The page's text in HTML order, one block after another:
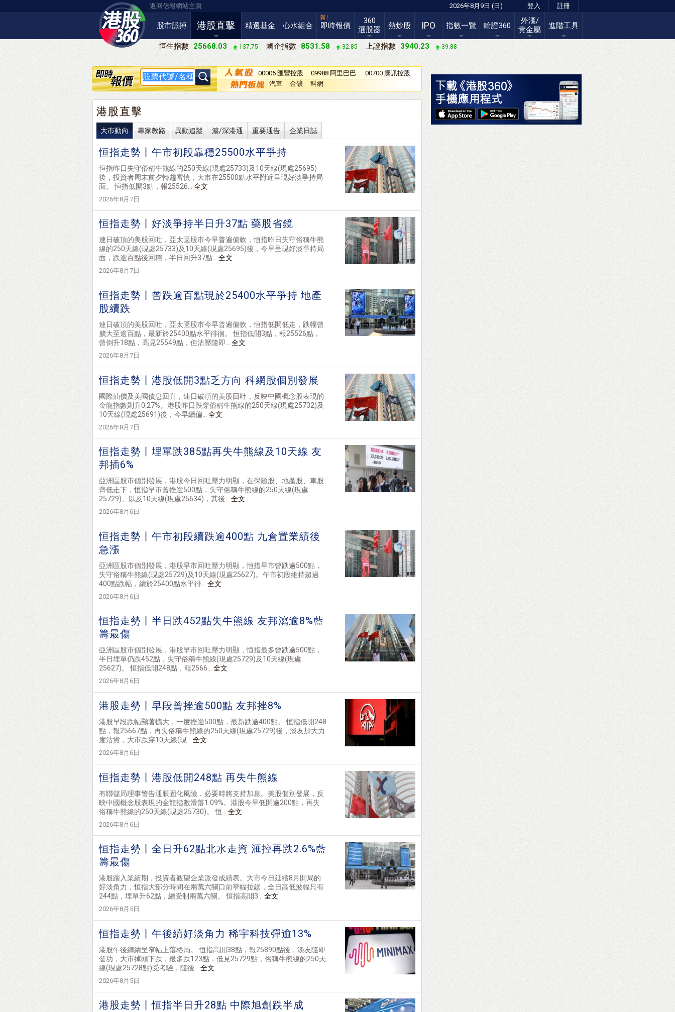
返回信報網站主頁 2026年8月9日 (日) 登入 註冊
股市脈搏 港股直擊 精選基金 心水組合 即時報價
360
選股器
熱炒股 IPO 指數一覽 輪證360
外滙/
貴金屬
進階工具
恒生指數 25668.03 137.75 國企指數 8531.58 32.85 上證指數 3940.23 39.88
00005 匯豐控股
09988 阿里巴巴
－Ｗ
00700 騰訊控股
汽車
金礦 科網
港股直擊
大巿動向 專家教路 異動追蹤 滬/深港通 重要通告 企業日誌
恒指走勢丨午市初段靠穩25500水平爭持
恒指昨日失守俗稱牛熊線的250天線(現處25733)及10天線(現處25695)
後，投資者周末前夕轉趨審慎，大市在25500點水平附近呈現好淡爭持局
面。 恒指低開3點，報25526... 全文
2026年8月7日
恒指走勢丨好淡爭持半日升37點 藥股省鏡
連日破頂的美股回吐，亞太區股市今早普遍偏軟，恒指昨日失守俗稱牛熊
線的250天線(現處25733)及10天線(現處25695)後，今早呈現好淡爭持局
面，跌逾百點後回穩，半日回升37點... 全文
2026年8月7日
恒指走勢丨曾跌逾百點現於25400水平爭持 地產
股續跌
連日破頂的美股回吐，亞太區股市今早普遍偏軟，恒指低開低走，跌幅曾
擴大至逾百點，最新於25400點水平徘徊。 恒指低開3點，報25526點，
曾倒升18點，高見25549點，但沽壓隨即... 全文
2026年8月7日
恒指走勢丨港股低開3點乏方向 科網股個別發展
國際油價及美國債息回升，連日破頂的美股回吐，反映中國概念股表現的
金龍指數則升0.27%。港股昨日跌穿俗稱牛熊線的250天線(現處25732)及
10天線(現處25691)後，今早續偏... 全文
2026年8月7日
恒指走勢丨埋單跌385點再失牛熊線及10天線 友
邦插6%
亞洲區股市個別發展，港股今日回吐壓力明顯，在保險股、地產股、車股
齊低走下，恒指早市曾挫逾500點，失守俗稱牛熊線的250天線(現處
25729)、以及10天線(現處25634)，其後... 全文
2026年8月6日
恒指走勢丨午市初段續跌逾400點 九倉置業績後
急漲
亞洲區股市個別發展，港股早市回吐壓力明顯，恒指早市曾跌逾500點，
失守俗稱牛熊線(現處25729)及10天線(現處25627)。午市初段維持超過
400點跌幅，續於25400點水平徘... 全文
2026年8月6日
恒指走勢丨半日跌452點失牛熊線 友邦瀉逾8%藍
籌最傷
亞洲區股市個別發展，港股早市回吐壓力明顯，恒指最多曾跌逾500點，
半日埋單仍跌452點，失守俗稱牛熊線(現處25729)及10天線(現處
25627)。 恒指低開248點，報2566... 全文
2026年8月6日
港股走勢丨早段曾挫逾500點 友邦挫8%
港股早段跌幅顯著擴大，一度挫逾500點，最新跌逾400點。 恒指低開248
點，報25667點，再失俗稱牛熊線的250天線(現處25729)後，淡友加大力
度沽貨，大市跌穿10天線(現... 全文
2026年8月6日
恒指走勢丨港股低開248點 再失牛熊線
有聯儲局理事警告通脹固化風險，必要時將支持加息。美股個別發展，反
映中國概念股表現的金龍指數滑落1.09%。港股今早低開逾200點，再失
俗稱牛熊線的250天線(現處25730)。 恒... 全文
2026年8月6日
恒指走勢丨全日升62點北水走資 滙控再跌2.6%藍
籌最傷
港股踏入業績期，投資者觀望企業派發成績表。大市今日延續8月開局的
好淡角力，恒指大部分時間在兩萬六關口前窄幅拉鋸，全日高低波幅只有
244點，埋單升62點，續受制兩萬六關。 恒指高開3... 全文
2026年8月5日
恒指走勢丨午後續好淡角力 稀宇科技彈逾13%
港股午後繼續呈窄幅上落格局。 恒指高開38點，報25890點後，淡友隨即
發功，大市掉頭下跌，最多跌123點，低見25729點，俗稱牛熊線的250天
線(現處25728點)受考驗，隨後... 全文
2026年8月5日
港股走勢丨恒指半日升28點 中際旭創跌半成